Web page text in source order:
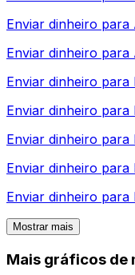
Enviar dinheiro para
Enviar dinheiro para
Enviar dinheiro para
Enviar dinheiro para
Enviar dinheiro para
Enviar dinheiro para
Enviar dinheiro para
Mostrar mais
Mais gráficos de